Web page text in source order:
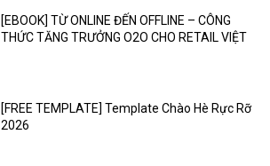
[EBOOK] TỪ ONLINE ĐẾN OFFLINE – CÔNG
THỨC TĂNG TRƯỞNG O2O CHO RETAIL VIỆT
[FREE TEMPLATE] Template Chào Hè Rực Rỡ
2026